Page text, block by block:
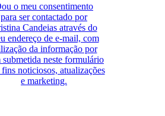
o meu consentimento
para ser contactado por
Candeias através do
endereço de e-mail, com
da informação por
submetida neste formulário
fins noticiosos, atualizações
e marketing.